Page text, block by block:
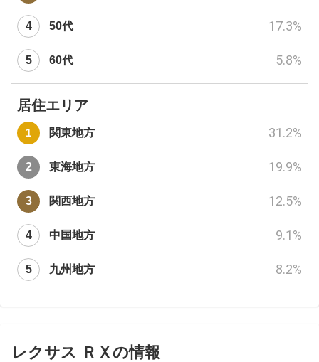
50代 17.3%
60代 5.8%
居住エリア
関東地方 31.2%
東海地方 19.9%
関西地方 12.5%
中国地方 9.1%
九州地方 8.2%
レクサス ＲＸの情報